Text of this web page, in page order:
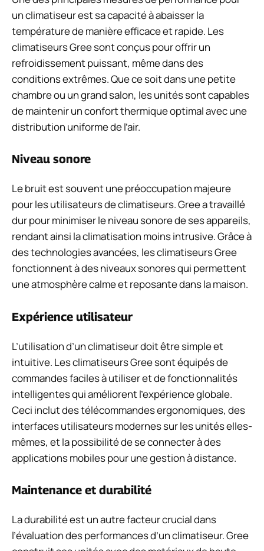
un climatiseur est sa capacité à abaisser la
température de manière efficace et rapide. Les
climatiseurs Gree sont conçus pour offrir un
refroidissement puissant, même dans des
conditions extrêmes. Que ce soit dans une petite
chambre ou un grand salon, les unités sont capables
de maintenir un confort thermique optimal avec une
distribution uniforme de l’air.
Niveau sonore
Le bruit est souvent une préoccupation majeure
pour les utilisateurs de climatiseurs. Gree a travaillé
dur pour minimiser le niveau sonore de ses appareils,
rendant ainsi la climatisation moins intrusive. Grâce à
des technologies avancées, les climatiseurs Gree
fonctionnent à des niveaux sonores qui permettent
une atmosphère calme et reposante dans la maison.
Expérience utilisateur
L’utilisation d’un climatiseur doit être simple et
intuitive. Les climatiseurs Gree sont équipés de
commandes faciles à utiliser et de fonctionnalités
intelligentes qui améliorent l’expérience globale.
Ceci inclut des télécommandes ergonomiques, des
interfaces utilisateurs modernes sur les unités elles-
mêmes, et la possibilité de se connecter à des
applications mobiles pour une gestion à distance.
Maintenance et durabilité
La durabilité est un autre facteur crucial dans
l’évaluation des performances d’un climatiseur. Gree